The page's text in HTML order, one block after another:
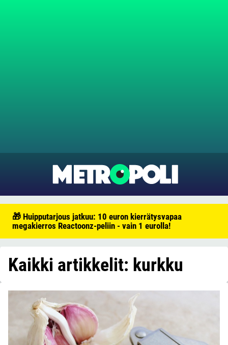
🎁 Huipputarjous jatkuu: 10 euron kierrätysvapaa
megakierros Reactoonz-peliin - vain 1 eurolla!
Kaikki artikkelit: kurkku